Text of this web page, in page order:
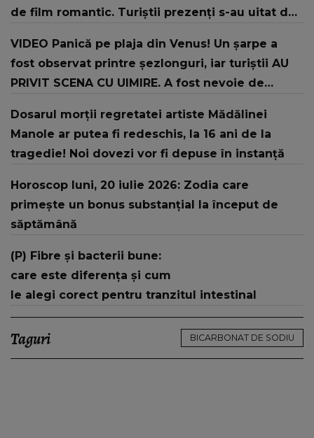
de film romantic. Turiștii prezenți s-au uitat de
VIDEO Panică pe plaja din Venus! Un şarpe a
fost observat printre şezlonguri, iar turiştii AU
PRIVIT SCENA CU UIMIRE. A fost nevoie de
Dosarul morții regretatei artiste Mădălinei
Manole ar putea fi redeschis, la 16 ani de la
tragedie! Noi dovezi vor fi depuse în instanță
Horoscop luni, 20 iulie 2026: Zodia care
primește un bonus substanțial la început de
săptămână
(P) Fibre și bacterii bune:
care este diferența și cum
le alegi corect pentru tranzitul intestinal
Taguri BICARBONAT DE SODIU